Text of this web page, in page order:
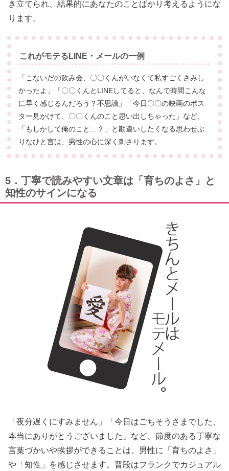
き立てられ、結果的にあなたのことばかり考えるようにな
ります。
これがモテるLINE・メールの一例
「こないだの飲み会、〇〇くんがいなくて私すごくさみし
かったよ」「〇〇くんとLINEしてると、なんで時間こんな
に早く感じるんだろう？不思議」「今日〇〇の映画のポス
ター見かけて、〇〇くんのこと思い出しちゃった」など、
「もしかして俺のこと…？」と勘違いしたくなる思わせぶ
りなひと言は、男性の心に深く刺さります。
5．丁寧で読みやすい文章は「育ちのよさ」と
知性のサインになる
「夜分遅くにすみません」「今日はごちそうさまでした、
本当にありがとうございました」など、節度のある丁寧な
言葉づかいや挨拶ができることは、男性に「育ちのよさ」
や「知性」を感じさせます。普段はフランクでカジュアル